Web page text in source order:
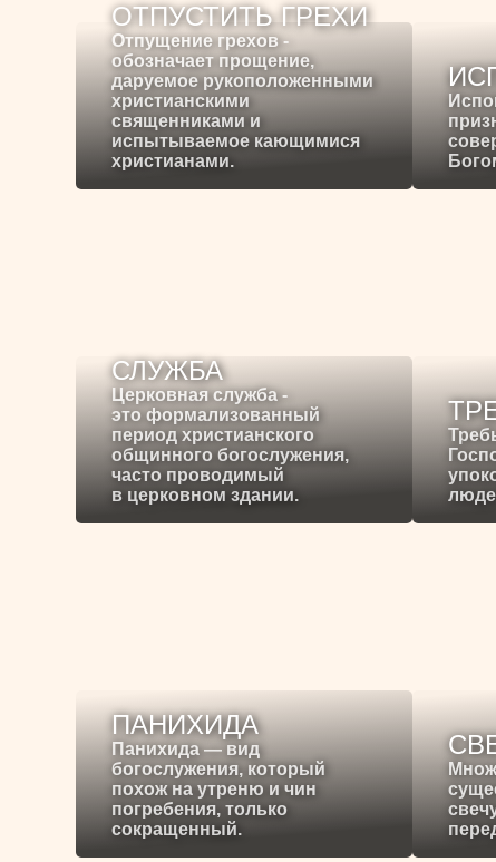
ОТПУСТИТЬ ГРЕХИ
Отпущение грехов -
обозначает прощение,
даруемое рукоположенными
христианскими
священниками и
испытываемое кающимися
христианами.
СЛУЖБА
Церковная служба -
это формализованный
период христианского
общинного богослужения,
часто проводимый
в церковном здании.
ПАНИХИДА
Панихида — вид
богослужения, который
похож на утреню и чин
погребения, только
сокращенный.